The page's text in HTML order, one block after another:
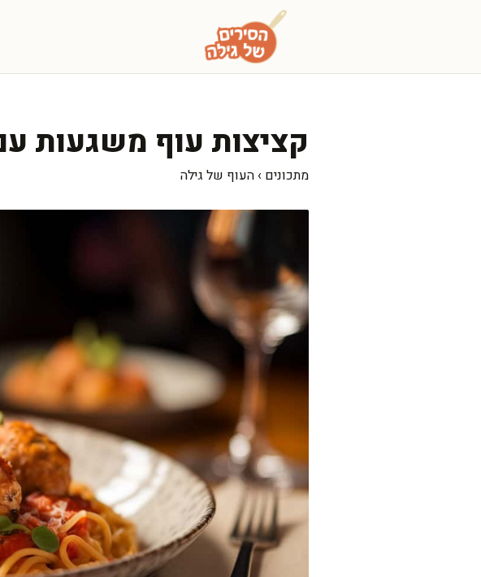
קציצות עוף משגעות
מתכונים › העוף של גילה